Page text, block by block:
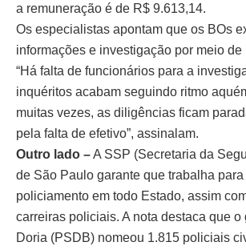
a remuneração é de R$ 9.613,14.
Os especialistas apontam que os BOs
informações e investigação por meio
“Há falta de funcionários para a
inquéritos acabam seguindo ritmo
muitas vezes, as diligências ficam
pela falta de efetivo”, assinalam.
Outro lado –A SSP (Secretaria da
de São Paulo garante que trabalha
policiamento em todo Estado, assim
carreiras policiais. A nota destaca que o
Doria (PSDB) nomeou 1.815 policiais